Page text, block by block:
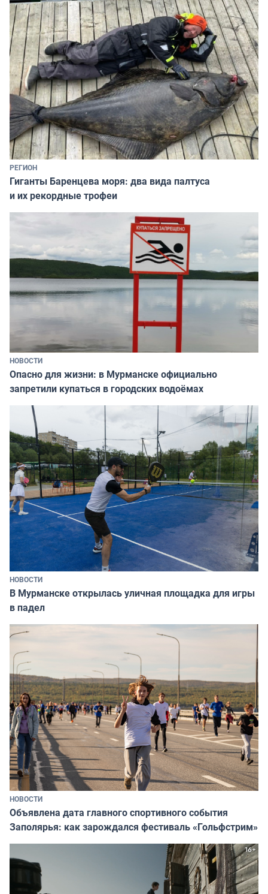
РЕГИОН
Гиганты Баренцева моря: два вида палтуса
и их рекордные трофеи
НОВОСТИ
Опасно для жизни: в Мурманске официально
запретили купаться в городских водоёмах
НОВОСТИ
В Мурманске открылась уличная площадка для игры
в падел
НОВОСТИ
Объявлена дата главного спортивного события
Заполярья: как зарождался фестиваль «Гольфстрим»